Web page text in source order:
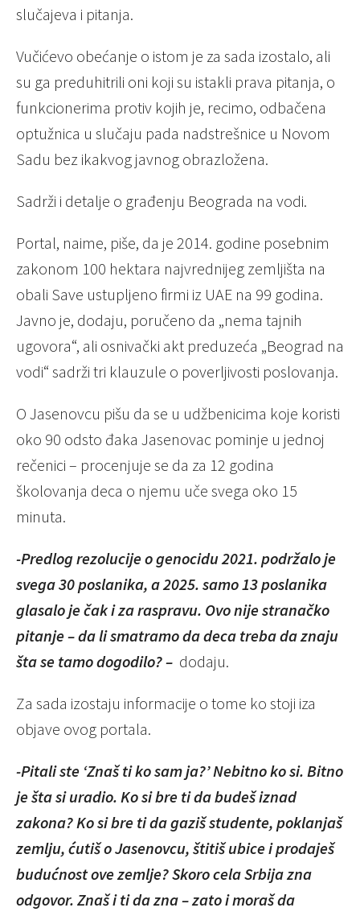
slučajeva i pitanja.
Vučićevo obećanje o istom je za sada izostalo, ali
su ga preduhitrili oni koji su istakli prava pitanja, o
funkcionerima protiv kojih je, recimo, odbačena
optužnica u slučaju pada nadstrešnice u Novom
Sadu bez ikakvog javnog obrazložena.
Sadrži i detalje o građenju Beograda na vodi.
Portal, naime, piše, da je 2014. godine posebnim
zakonom 100 hektara najvrednijeg zemljišta na
obali Save ustupljeno firmi iz UAE na 99 godina.
Javno je, dodaju, poručeno da „nema tajnih
ugovora“, ali osnivački akt preduzeća „Beograd na
vodi“ sadrži tri klauzule o poverljivosti poslovanja.
O Jasenovcu pišu da se u udžbenicima koje koristi
oko 90 odsto đaka Jasenovac pominje u jednoj
rečenici – procenjuje se da za 12 godina
školovanja deca o njemu uče svega oko 15
minuta.
-Predlog rezolucije o genocidu 2021. podržalo je
svega 30 poslanika, a 2025. samo 13 poslanika
glasalo je čak i za raspravu. Ovo nije stranačko
pitanje – da li smatramo da deca treba da znaju
šta se tamo dogodilo? – dodaju.
Za sada izostaju informacije o tome ko stoji iza
objave ovog portala.
-Pitali ste ‘Znaš ti ko sam ja?’ Nebitno ko si. Bitno
je šta si uradio. Ko si bre ti da budeš iznad
zakona? Ko si bre ti da gaziš studente, poklanjaš
zemlju, ćutiš o Jasenovcu, štitiš ubice i prodaješ
budućnost ove zemlje? Skoro cela Srbija zna
odgovor. Znaš i ti da zna – zato i moraš da